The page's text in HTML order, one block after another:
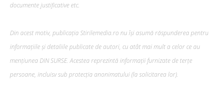
documente justificative etc.
Din acest motiv, publicația Stirilemedia.ro nu își asumă răspunderea pentru
informațiile și detaliile publicate de autori, cu atât mai mult a celor ce au
mențiunea DIN SURSE. Acestea reprezintă informații furnizate de terțe
persoane, incluisv sub protecția anonimatului (la solicitarea lor).